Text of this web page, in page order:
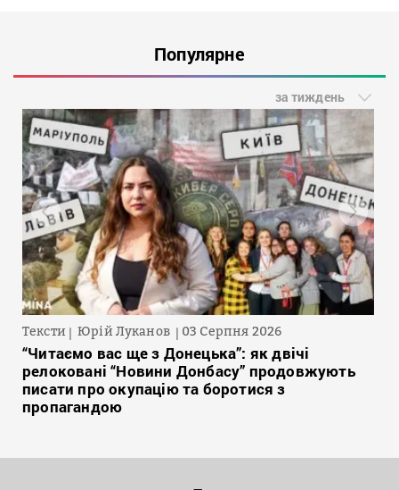
Популярне
за тиждень
Тексти Юрій Луканов 03 Серпня 2026
“Читаємо вас ще з Донецька”: як двічі
релоковані “Новини Донбасу” продовжують
писати про окупацію та боротися з
пропагандою